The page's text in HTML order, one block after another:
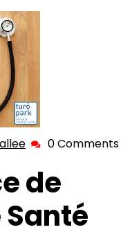
slowuplavallee
0 Comments
de